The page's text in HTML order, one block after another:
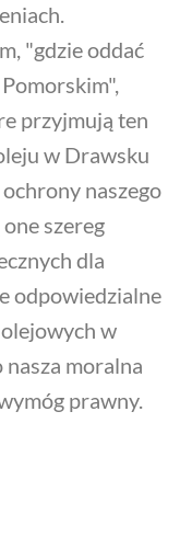
"gdzie oddać
przyjmują ten
w Drawsku
naszego
szereg
dla
odpowiedzialne
w
moralna
prawny.